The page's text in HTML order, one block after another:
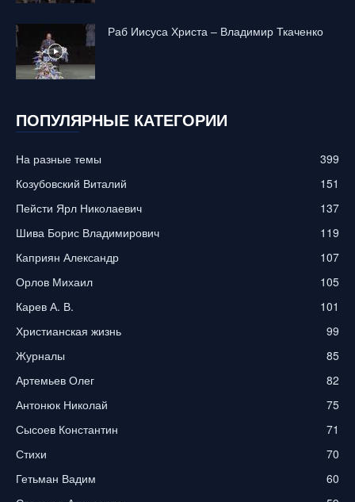
Раб Иисуса Христа – Владимир Ткаченко
ПОПУЛЯРНЫЕ КАТЕГОРИИ
На разные темы
399
Козубовский Виталий
151
Пейсти Ярл Николаевич
137
Шива Борис Владимирович
119
Каприян Александр
107
Орлов Михаил
105
Карев А. В.
101
Христианская жизнь
99
Журналы
85
Артемьев Олег
82
Антонюк Николай
75
Сысоев Константин
71
Стихи
70
Гетьман Вадим
60